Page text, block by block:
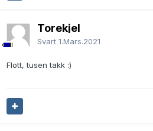
Torekjel
Svart 1.Mars.2021
Flott, tusen takk :)